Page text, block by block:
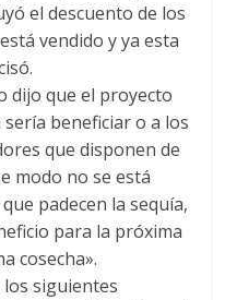
el descuento de los
vendido y ya esta
dijo que el proyecto
beneficiar o a los
que disponen de
modo no se está
padecen la sequía,
para la próxima
cosecha».
siguientes